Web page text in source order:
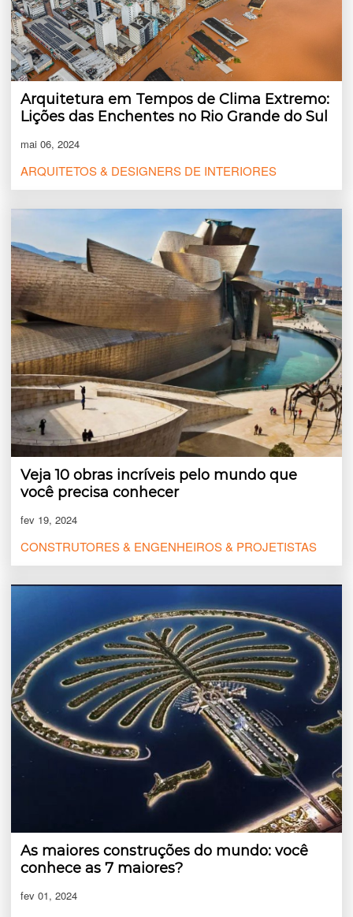
Arquitetura em Tempos de Clima Extremo:
Lições das Enchentes no Rio Grande do Sul
mai 06, 2024
ARQUITETOS & DESIGNERS DE INTERIORES
Veja 10 obras incríveis pelo mundo que
você precisa conhecer
fev 19, 2024
CONSTRUTORES & ENGENHEIROS & PROJETISTAS
As maiores construções do mundo: você
conhece as 7 maiores?
fev 01, 2024